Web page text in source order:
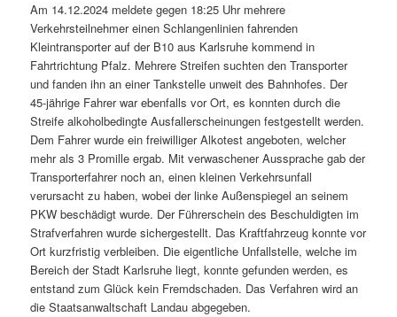
Am 14.12.2024 meldete gegen 18:25 Uhr mehrere
Verkehrsteilnehmer einen Schlangenlinien fahrenden
Kleintransporter auf der B10 aus Karlsruhe kommend in
Fahrtrichtung Pfalz. Mehrere Streifen suchten den Transporter
und fanden ihn an einer Tankstelle unweit des Bahnhofes. Der
45-jährige Fahrer war ebenfalls vor Ort, es konnten durch die
Streife alkoholbedingte Ausfallerscheinungen festgestellt werden.
Dem Fahrer wurde ein freiwilliger Alkotest angeboten, welcher
mehr als 3 Promille ergab. Mit verwaschener Aussprache gab der
Transporterfahrer noch an, einen kleinen Verkehrsunfall
verursacht zu haben, wobei der linke Außenspiegel an seinem
PKW beschädigt wurde. Der Führerschein des Beschuldigten im
Strafverfahren wurde sichergestellt. Das Kraftfahrzeug konnte vor
Ort kurzfristig verbleiben. Die eigentliche Unfallstelle, welche im
Bereich der Stadt Karlsruhe liegt, konnte gefunden werden, es
entstand zum Glück kein Fremdschaden. Das Verfahren wird an
die Staatsanwaltschaft Landau abgegeben.